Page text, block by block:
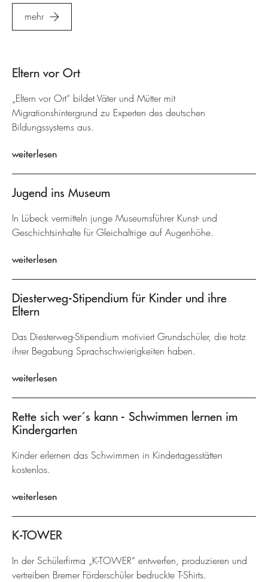
mehr
Eltern vor Ort
„Eltern vor Ort“ bildet Väter und Mütter mit
Migrationshintergrund zu Experten des deutschen
Bildungssystems aus.
weiterlesen
Jugend ins Museum
In Lübeck vermitteln junge Museumsführer Kunst- und
Geschichtsinhalte für Gleichaltrige auf Augenhöhe.
weiterlesen
Diesterweg-Stipendium für Kinder und ihre
Eltern
Das Diesterweg-Stipendium motiviert Grundschüler, die trotz
ihrer Begabung Sprachschwierigkeiten haben.
weiterlesen
Rette sich wer´s kann - Schwimmen lernen im
Kindergarten
Kinder erlernen das Schwimmen in Kindertagesstätten
kostenlos.
weiterlesen
K-TOWER
In der Schülerfirma „K-TOWER“ entwerfen, produzieren und
vertreiben Bremer Förderschüler bedruckte T-Shirts.